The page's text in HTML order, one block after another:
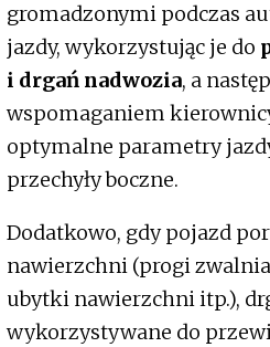
gromadzonymi podczas
jazdy, wykorzystując je do
i drgań nadwozia, a
wspomaganiem
optymalne parametry
przechyły boczne.
Dodatkowo, gdy pojazd
nawierzchni (progi
ubytki nawierzchni itp.),
wykorzystywane do